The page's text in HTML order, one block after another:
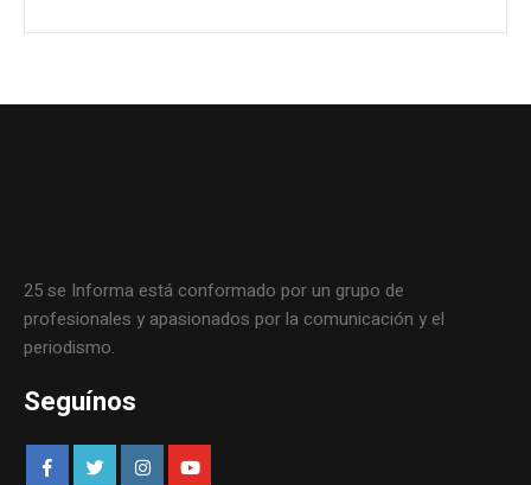
25 se Informa está conformado por un grupo de
profesionales y apasionados por la comunicación y el
periodismo.
Seguínos